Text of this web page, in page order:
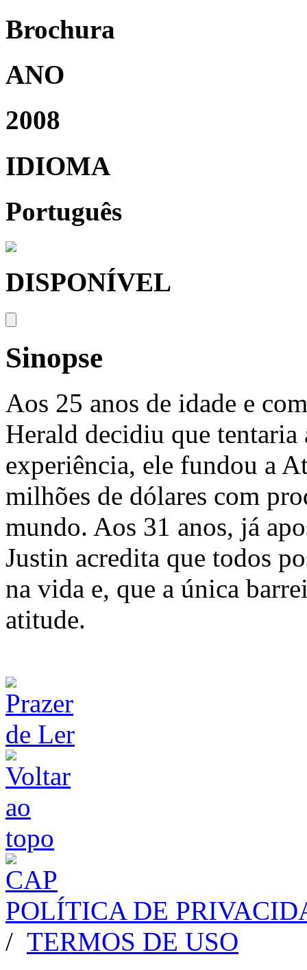
Brochura
ANO
2008
IDIOMA
Português
DISPONÍVEL
Sinopse
Aos 25 anos de idade e
Herald decidiu que
experiência, ele fundou a
milhões de dólares com
mundo. Aos 31 anos, já
Justin acredita que todos
na vida e, que a única
atitude.
POLÍTICA DE
/ TERMOS DE USO